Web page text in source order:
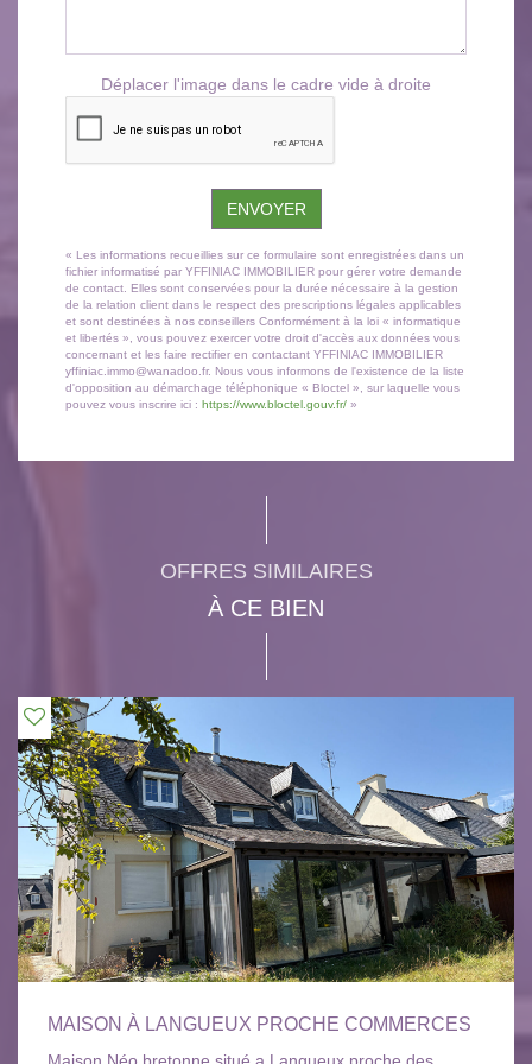
Déplacer l'image dans le cadre vide à droite
ENVOYER
« Les informations recueillies sur ce formulaire sont enregistrées dans un
fichier informatisé par YFFINIAC IMMOBILIER pour gérer votre demande
de contact. Elles sont conservées pour la durée nécessaire à la gestion
de la relation client dans le respect des prescriptions légales applicables
et sont destinées à nos conseillers Conformément à la loi « informatique
et libertés », vous pouvez exercer votre droit d'accès aux données vous
concernant et les faire rectifier en contactant YFFINIAC IMMOBILIER
yffiniac.immo@wanadoo.fr. Nous vous informons de l'existence de la liste
d'opposition au démarchage téléphonique « Bloctel », sur laquelle vous
pouvez vous inscrire ici : https://www.bloctel.gouv.fr/ »
OFFRES SIMILAIRES
À CE BIEN
MAISON À LANGUEUX PROCHE COMMERCES
Maison Néo bretonne situé a Langueux proche des